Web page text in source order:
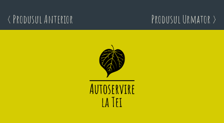
< Produsul Anterior Produsul Urmator >